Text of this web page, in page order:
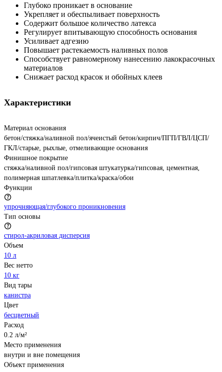
Глубоко проникает в основание
Укрепляет и обеспыливает поверхность
Содержит большое количество латекса
Регулирует впитывающую способность основания
Усиливает адгезию
Повышает растекаемость наливных полов
Способствует равномерному нанесению лакокрасочных
материалов
Снижает расход красок и обойных клеев
Характеристики
Материал основания
бетон/стяжка/наливной пол/ячеистый бетон/кирпич/ПГП/ГВЛ/ЦСП/
ГКЛ/старые, рыхлые, отмеливающие основания
Финишное покрытие
стяжка/наливной пол/гипсовая штукатурка/гипсовая, цементная,
полимерная шпатлевка/плитка/краска/обои
Функции
упрочняющая/глубокого проникновения
Тип основы
стирол-акриловая дисперсия
Объем
10 л
Вес нетто
10 кг
Вид тары
канистра
Цвет
бесцветный
Расход
0.2 л/м²
Место применения
внутри и вне помещения
Объект применения